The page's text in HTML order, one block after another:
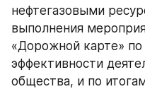
нефтегазовыми
выполнения
«Дорожной карте»
эффективности
общества, и по